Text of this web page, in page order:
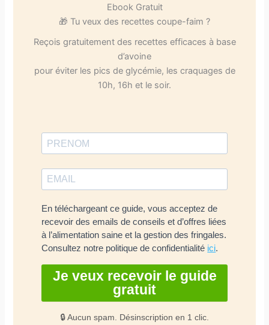
Ebook Gratuit
🎁 Tu veux des recettes coupe-faim ?
Reçois gratuitement des recettes efficaces à base
d’avoine
pour éviter les pics de glycémie, les craquages de
10h, 16h et le soir.
En téléchargeant ce guide, vous acceptez de
recevoir des emails de conseils et d’offres liées
à l’alimentation saine et la gestion des fringales.
Consultez notre politique de confidentialité ici.
Je veux recevoir le guide
gratuit
🔒 Aucun spam. Désinscription en 1 clic.